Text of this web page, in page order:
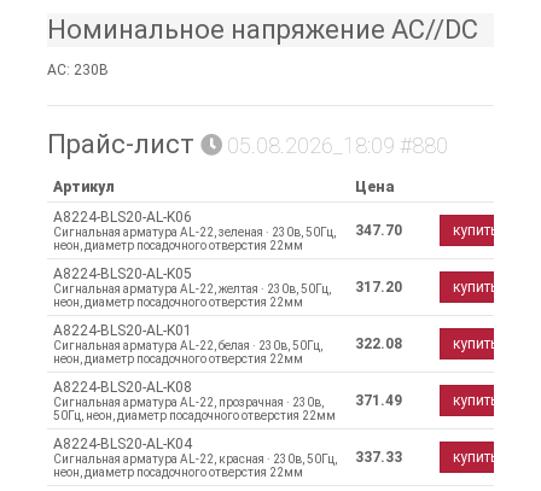
Номинальное напряжение AC//DC
AC: 230В
Прайс-лист 05.08.2026_18:09 #880
Артикул
Цена
A8224-BLS20-AL-K06
Сигнальная арматура AL-22, зеленая · 230в, 50Гц,
неон, диаметр посадочного отверстия 22мм
347.70 купить
A8224-BLS20-AL-K05
Сигнальная арматура AL-22, желтая · 230в, 50Гц,
неон, диаметр посадочного отверстия 22мм
317.20 купить
A8224-BLS20-AL-K01
Сигнальная арматура AL-22, белая · 230в, 50Гц,
неон, диаметр посадочного отверстия 22мм
322.08 купить
A8224-BLS20-AL-K08
Сигнальная арматура AL-22, прозрачная · 230в,
50Гц, неон, диаметр посадочного отверстия 22мм
371.49 купить
A8224-BLS20-AL-K04
Сигнальная арматура AL-22, красная · 230в, 50Гц,
неон, диаметр посадочного отверстия 22мм
337.33 купить